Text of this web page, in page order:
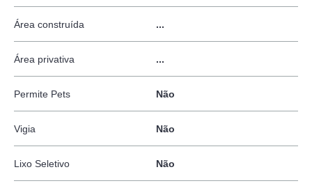
Área construída ...
Área privativa ...
Permite Pets Não
Vigia Não
Lixo Seletivo Não